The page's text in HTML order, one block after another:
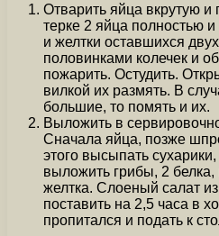
Отварить яйца вкрутую и
терке 2 яйца полностью и
и желтки оставшихся
половинками колечек и
пожарить. Остудить.
вилкой их размять. В
большие, то помять и их.
Выложить в
Сначала яйца, позже
этого высыпать
выложить грибы, 2
желтка. Слоеный салат
поставить на 2,5 часа в
пропитался и подать к